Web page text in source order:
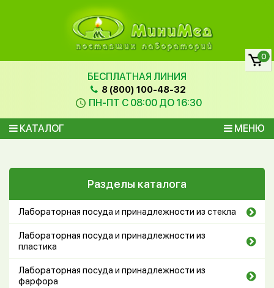
БЕСПЛАТНАЯ ЛИНИЯ
8 (800) 100-48-32
ПН-ПТ С 08:00 ДО 16:30
КАТАЛОГ МЕНЮ
0
Разделы каталога
Лабораторная посуда и принадлежности из стекла
Лабораторная посуда и принадлежности из
пластика
Лабораторная посуда и принадлежности из
фарфора